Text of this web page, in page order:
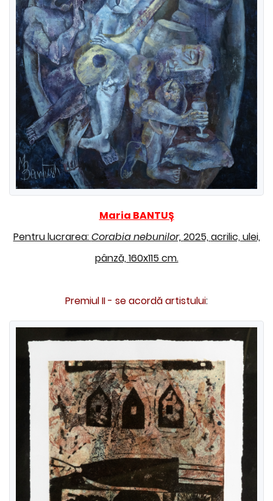
Maria BANTUȘ
Pentru lucrarea:Corabia nebunilor, 2025,acrilic, ulei,
pânză, 160x115 cm.
Premiul II - se acordă artistului: